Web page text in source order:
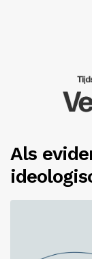
Edities
Adverteren
Als